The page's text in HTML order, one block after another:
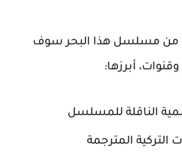
هذا البحر سوف
أبرزها:
الناقلة للمسلسل
المترجمة